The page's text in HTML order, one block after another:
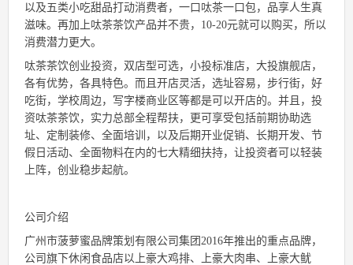
以及五类小吃甜品打动消费者，一口呔茶一口包，品享人生真
滋味。再加上呔茶茶饮产品并不贵，10-20元就可以购买，所以
消费潜力更大。
呔茶茶饮创业投资，双店型可选，小投标准店，大投旗舰店，
各有优势，各具特色。而且开店灵活，选址容易，步行街，好
吃街，学校周边，写字楼商业区等都是可以开店的。并且，投
资呔茶茶饮，实力总部全程帮扶，更可享受包括前期协助选
址、定制装修、全面培训，以及后期开业促销、长期开发、节
假日活动、全面物料在内的七大精细扶持，让投资者可以轻装
上阵，创业稳步起航。
公司介绍
广州市菠萝蜜品牌策划有限公司集团2016年推出的重点品牌，
公司旗下休闲食品店以上豪大鸡排、上豪大肉串、上豪大鱿